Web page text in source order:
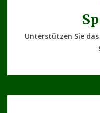
Unterstützen Sie